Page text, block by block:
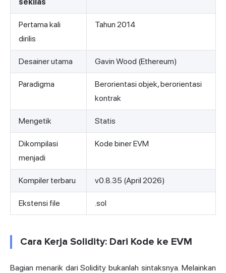
Pertama kali
dirilis
Tahun 2014
Desainer utama Gavin Wood (Ethereum)
Paradigma
Berorientasi objek, berorientasi
kontrak
Mengetik Statis
Dikompilasi
menjadi
Kode biner EVM
Kompiler terbaru v0.8.35 (April 2026)
Ekstensi file .sol
Cara Kerja Solidity: Dari Kode ke EVM
Bagian menarik dari Solidity bukanlah sintaksnya. Melainkan